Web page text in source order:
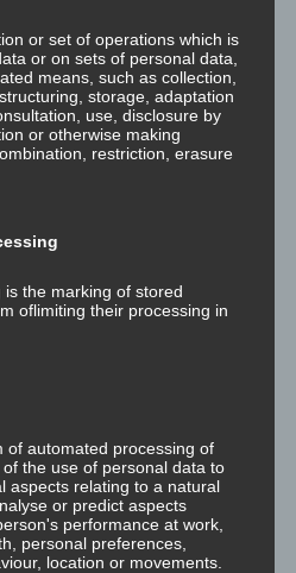
des Täters.
mit Narzissten,
und allen Mischformen daraus:
zu verbannen. Zu 100%.
Gespräch, kein Social Media.
Oder bleibe Opfer. Dein
or set of operations which is
or on sets of personal data,
means, such as collection,
storage, adaptation
use, disclosure by
or otherwise making
restriction, erasure
the marking of stored
oflimiting their processing in
of automated processing of
the use of personal data to
aspects relating to a natural
or predict aspects
performance at work,
personal preferences,
location or movements.